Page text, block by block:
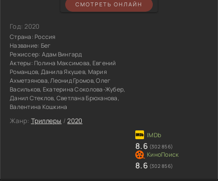
СМОТРЕТЬ ОНЛАЙН
Год:2020
Страна: Россия
Название: Бег
Режиссер: Адам Вингард
Актеры: Полина Максимова, Евгений
Романцов, Данила Якушев, Мария
Ахметзянова, Леонид Громов, Олег
Васильков, Екатерина Соколова-Жубер,
Данил Стеклов, Светлана Брюханова,
Валентина Кошкина
Жанр: Триллеры /2020
8.6 (302 856)
8.6 (302 856)